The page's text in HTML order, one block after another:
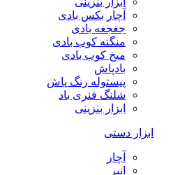
آچار بکس بادی
جغجغه بادی
منگنه کوب بادی
میخ کوب بادی
بادپاش
پیستوله رنگ پاش
شلنگ فنری باد
ابزار بنزینی
ابزار دستی
آچار
انبر